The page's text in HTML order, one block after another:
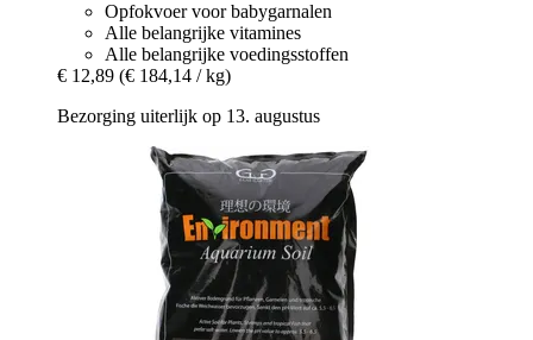
Opfokvoer voor babygarnalen
Alle belangrijke vitamines
Alle belangrijke voedingsstoffen
€ 12,89 (€ 184,14 / kg)
Bezorging uiterlijk op 13. augustus